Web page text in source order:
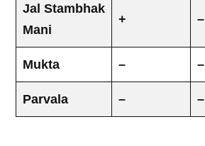
Jal Stambhak
Mani
+ –
Mukta – –
Parvala – –